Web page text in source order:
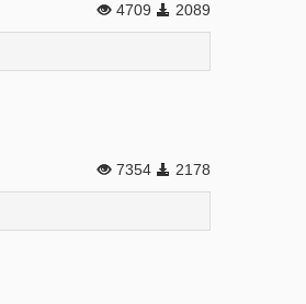
4709 2089
7354 2178